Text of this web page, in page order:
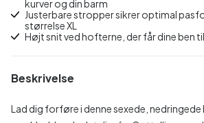
kurver og din barm
Justerbare stropper sikrer optimal
størrelse XL
Højt snit ved hofterne, der får dine ben
Beskrivelse
Lad dig forføre i denne sexede,